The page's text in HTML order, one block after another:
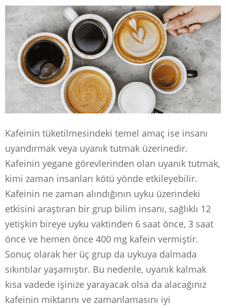
Kafeinin tüketilmesindeki temel amaç ise insanı
uyandırmak veya uyanık tutmak üzerinedir.
Kafeinin yegane görevlerinden olan uyanık tutmak,
kimi zaman insanları kötü yönde etkileyebilir.
Kafeinin ne zaman alındığının uyku üzerindeki
etkisini araştıran bir grup bilim insanı, sağlıklı 12
yetişkin bireye uyku vaktinden 6 saat önce, 3 saat
önce ve hemen önce 400 mg kafein vermiştir.
Sonuç olarak her üç grup da uykuya dalmada
sıkıntılar yaşamıştır. Bu nedenle, uyanık kalmak
kısa vadede işinize yarayacak olsa da alacağınız
kafeinin miktarını ve zamanlamasını iyi